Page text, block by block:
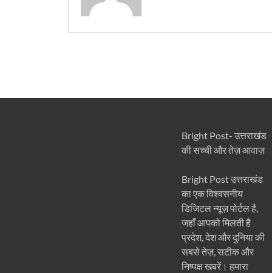
Bright Post- उत्तराखंड
की सच्ची और तेज़ आवाज़
Bright Post उत्तराखंड
का एक विश्वसनीय
डिजिटल न्यूज़ पोर्टल है,
जहाँ आपको मिलती है
प्रदेश, देश और दुनिया की
सबसे तेज़, सटीक और
निष्पक्ष खबरें। हमारा